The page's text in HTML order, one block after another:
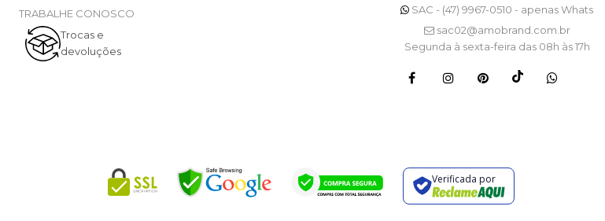
TRABALHE CONOSCO
Trocas e
devoluções
SAC - (47) 9967-0510 - apenas Whats
sac02@amobrand.com.br
Segunda à sexta-feira das 08h às 17h
Verificada por